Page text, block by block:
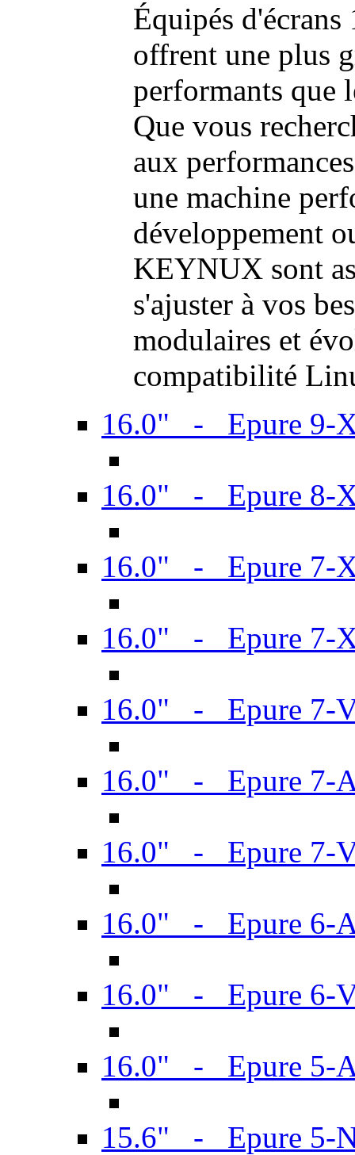
Équipés
offrent une plus
performants que
Que vous
aux
une machine
développement
KEYNUX sont
s'ajuster à vos
modulaires et
compatibilité
16.0" - Epure 9-
16.0" - Epure 8-
16.0" - Epure 7-
16.0" - Epure 7-
16.0" - Epure 7-
16.0" - Epure 7-
16.0" - Epure 7-
16.0" - Epure 6-
16.0" - Epure 6-
16.0" - Epure 5-
15.6" - Epure 5-